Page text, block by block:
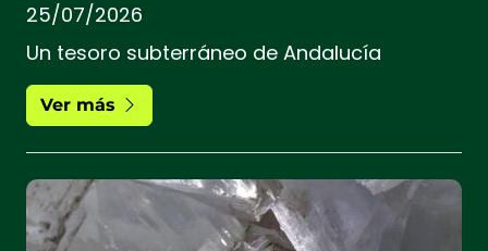
25/07/2026
Un tesoro subterráneo de Andalucía
Ver más